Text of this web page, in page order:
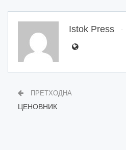
Istok Press
ПРЕТХОДНА
ЦЕНОВНИК